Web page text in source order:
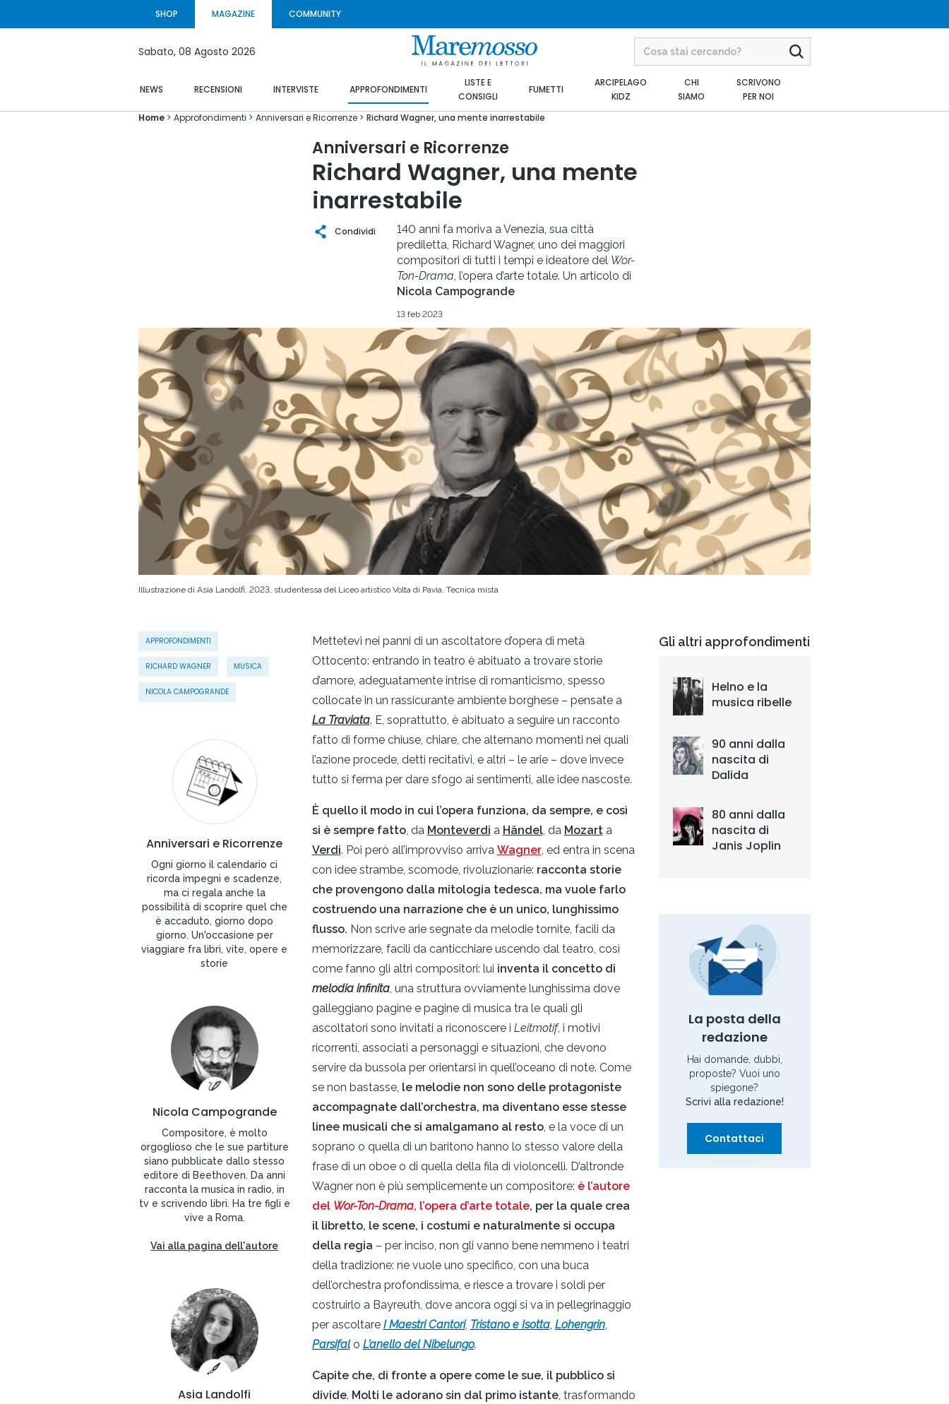
SHOP MAGAZINE COMMUNITY
Sabato, 08 Agosto 2026
NEWS RECENSIONI INTERVISTE APPROFONDIMENTI
LISTE E
CONSIGLI
FUMETTI
ARCIPELAGO
KIDZ
CHI
SIAMO
SCRIVONO
PER NOI
Home
Approfondimenti Anniversari e Ricorrenze Richard Wagner, una mente inarrestabile
Anniversari e Ricorrenze
Richard Wagner, una mente
inarrestabile
Condividi
140 anni fa moriva a Venezia, sua città
prediletta, Richard Wagner, uno dei maggiori
compositori di tutti i tempi e ideatore del Wor-
Ton-Drama, l’opera d’arte totale. Un articolo di
Nicola Campogrande
13 feb 2023
Illustrazione di Asia Landolfi, 2023, studentessa del Liceo artistico Volta di Pavia. Tecnica mista
APPROFONDIMENTI
RICHARD WAGNER MUSICA
NICOLA CAMPOGRANDE
Anniversari e Ricorrenze
Ogni giorno il calendario ci
ricorda impegni e scadenze,
ma ci regala anche la
possibilità di scoprire quel che
è accaduto, giorno dopo
giorno. Un'occasione per
viaggiare fra libri, vite, opere e
storie
Nicola Campogrande
Compositore, è molto
orgoglioso che le sue partiture
siano pubblicate dallo stesso
editore di Beethoven. Da anni
racconta la musica in radio, in
tv e scrivendo libri. Ha tre figli e
vive a Roma.
Vai alla pagina dell'autore
Asia Landolfi
Mettetevi nei panni di un ascoltatore d’opera di metà
Ottocento: entrando in teatro è abituato a trovare storie
d’amore, adeguatamente intrise di romanticismo, spesso
collocate in un rassicurante ambiente borghese – pensate a
La Traviata. E, soprattutto, è abituato a seguire un racconto
fatto di forme chiuse, chiare, che alternano momenti nei quali
l’azione procede, detti recitativi, e altri – le arie – dove invece
tutto si ferma per dare sfogo ai sentimenti, alle idee nascoste.
È quello il modo in cui l’opera funziona, da sempre, e così
si è sempre fatto, da Monteverdi a Händel, da Mozarta
Verdi. Poi però all’improvviso arriva Wagner, ed entra in scena
con idee strambe, scomode, rivoluzionarie: racconta storie
che provengono dalla mitologia tedesca, ma vuole farlo
costruendo una narrazione che è un unico, lunghissimo
flusso. Non scrive arie segnate da melodie tornite, facili da
memorizzare, facili da canticchiare uscendo dal teatro, così
come fanno gli altri compositori: lui inventa il concetto di
melodia infinita, una struttura ovviamente lunghissima dove
galleggiano pagine e pagine di musica tra le quali gli
ascoltatori sono invitati a riconoscere i Leitmotif, i motivi
ricorrenti, associati a personaggi e situazioni, che devono
servire da bussola per orientarsi in quell’oceano di note. Come
se non bastasse, le melodie non sono delle protagoniste
accompagnate dall’orchestra, ma diventano esse stesse
linee musicali che si amalgamano al resto, e la voce di un
soprano o quella di un baritono hanno lo stesso valore della
frase di un oboe o di quella della fila di violoncelli. D’altronde
Wagner non è più semplicemente un compositore: è l’autore
del Wor-Ton-Drama, l’opera d’arte totale, per la quale crea
il libretto, le scene, i costumi e naturalmente si occupa
della regia – per inciso, non gli vanno bene nemmeno i teatri
della tradizione: ne vuole uno specifico, con una buca
dell’orchestra profondissima, e riesce a trovare i soldi per
costruirlo a Bayreuth, dove ancora oggi si va in pellegrinaggio
per ascoltare I Maestri Cantori, Tristano e Isotta, Lohengrin,
Parsifalo L’anello del Nibelungo.
Capite che, di fronte a opere come le sue, il pubblico si
divide. Molti le adorano sin dal primo istante, trasformando
Gli altri approfondimenti
Helno e la
musica ribelle
90 anni dalla
nascita di
Dalida
80 anni dalla
nascita di
Janis Joplin
La posta della
redazione
Hai domande, dubbi,
proposte? Vuoi uno
spiegone?
Scrivi alla redazione!
Contattaci